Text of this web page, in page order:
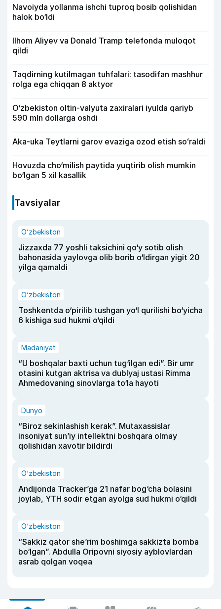
Navoiyda yollanma ishchi tuproq bosib qolishidan
halok bo‘ldi
Ilhom Aliyev va Donald Tramp telefonda muloqot
qildi
Taqdirning kutilmagan tuhfalari: tasodifan mashhur
rolga ega chiqqan 8 aktyor
O‘zbekiston oltin-valyuta zaxiralari iyulda qariyb
590 mln dollarga oshdi
Aka-uka Teytlarni garov evaziga ozod etish soʻraldi
Hovuzda cho‘milish paytida yuqtirib olish mumkin
bo‘lgan 5 xil kasallik
Tavsiyalar
O‘zbekiston
Jizzaxda 77 yoshli taksichini qo‘y sotib olish
bahonasida yaylovga olib borib o‘ldirgan yigit 20
yilga qamaldi
O‘zbekiston
Toshkentda o‘pirilib tushgan yo‘l qurilishi bo‘yicha
6 kishiga sud hukmi o‘qildi
Madaniyat
“U boshqalar baxti uchun tug‘ilgan edi”. Bir umr
otasini kutgan aktrisa va dublyaj ustasi Rimma
Ahmedovaning sinovlarga to‘la hayoti
Dunyo
“Biroz sekinlashish kerak”. Mutaxassislar
insoniyat sun’iy intellektni boshqara olmay
qolishidan xavotir bildirdi
O‘zbekiston
Andijonda Tracker’ga 21 nafar bog‘cha bolasini
joylab, YTH sodir etgan ayolga sud hukmi o‘qildi
O‘zbekiston
“Sakkiz qator she’rim boshimga sakkizta bomba
bo‘lgan”. Abdulla Oripovni siyosiy ayblovlardan
asrab qolgan voqea